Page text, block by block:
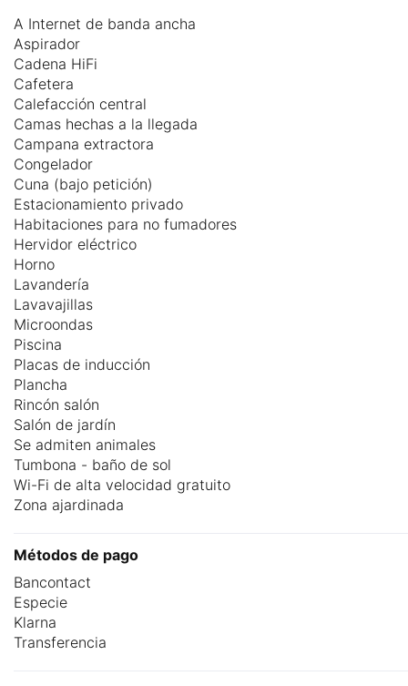
A Internet de banda ancha
Aspirador
Cadena HiFi
Cafetera
Calefacción central
Camas hechas a la llegada
Campana extractora
Congelador
Cuna (bajo petición)
Estacionamiento privado
Habitaciones para no fumadores
Hervidor eléctrico
Horno
Lavandería
Lavavajillas
Microondas
Piscina
Placas de inducción
Plancha
Rincón salón
Salón de jardín
Se admiten animales
Tumbona - baño de sol
Wi-Fi de alta velocidad gratuito
Zona ajardinada
Métodos de pago
Bancontact
Especie
Klarna
Transferencia